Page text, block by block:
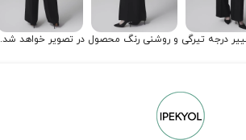
درجه تیرگی و روشنی رنگ محصول در تصویر خواهد شد.